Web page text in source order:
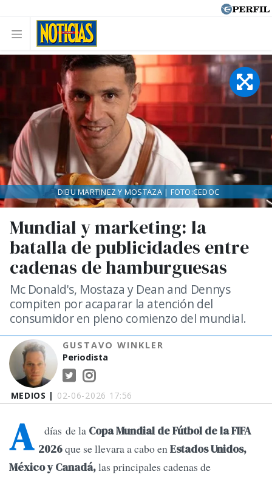
MEDIOS | 02-06-2026 17:56
Mundial y marketing: la
batalla de publicidades entre
cadenas de hamburguesas
Mc Donald's, Mostaza y Dean and Dennys
compiten por acaparar la atención del
consumidor en pleno comienzo del mundial.
GUSTAVO WINKLER
Periodista
DIBU MARTINEZ Y MOSTAZA | FOTO:CEDOC
A días de la Copa Mundial de Fútbol de la FIFA
2026que se llevara a cabo enEstados Unidos,
México y Canadá,las principales cadenas de